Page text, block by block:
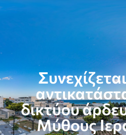
δικτύου
Μύθους